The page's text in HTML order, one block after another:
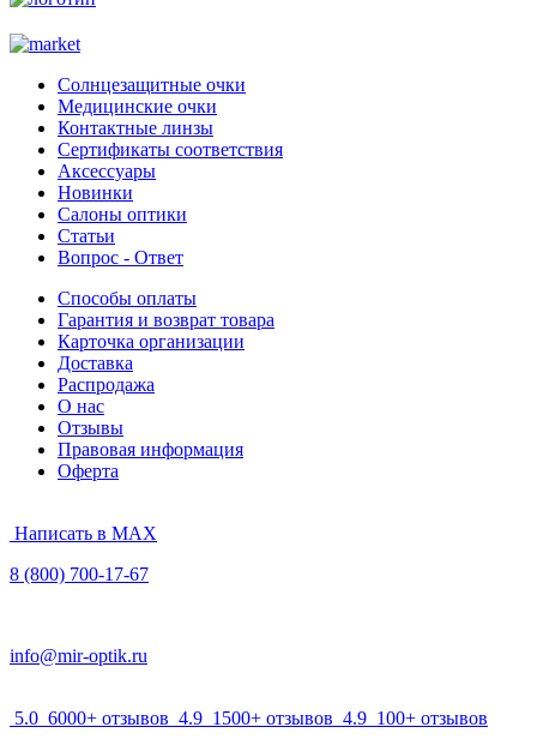
Солнцезащитные очки
Медицинские очки
Контактные линзы
Сертификаты соответствия
Аксессуары
Новинки
Салоны оптики
Статьи
Вопрос - Ответ
Способы оплаты
Гарантия и возврат товара
Карточка организации
Доставка
Распродажа
О нас
Отзывы
Правовая информация
Оферта
Написать в MAX
8 (800) 700-17-67
info@mir-optik.ru
5.0 6000+ отзывов 4.9 1500+ отзывов 4.9 100+ отзывов